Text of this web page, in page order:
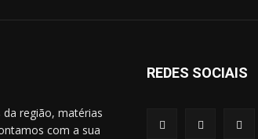
região, matérias
com a sua
REDES SOCIAIS